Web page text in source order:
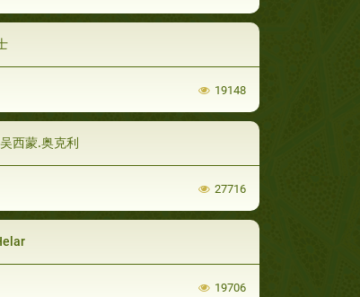
19148
西蒙.奥克利
27716
19706